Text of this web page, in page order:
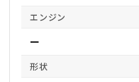
エンジン
ー
形状